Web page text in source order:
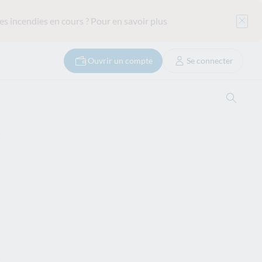
incendies en cours ? Pour en savoir plus
Ouvrir un compte Se connecter